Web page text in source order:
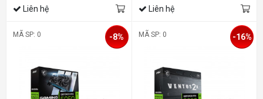
Liên hệ Liên hệ
MÃ SP: 0 -8% MÃ SP: 0 -16%